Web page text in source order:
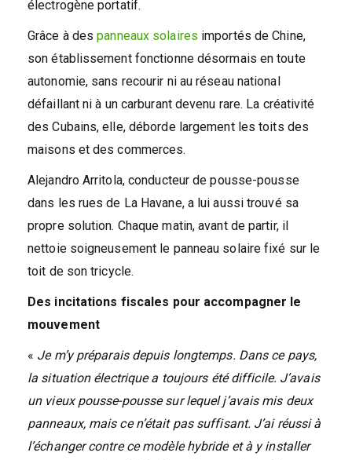
électrogène portatif.
Grâce à despanneaux solaires importés de Chine,
son établissement fonctionne désormais en toute
autonomie, sans recourir ni au réseau national
défaillant ni à un carburant devenu rare. La créativité
des Cubains, elle, déborde largement les toits des
maisons et des commerces.
Alejandro Arritola, conducteur de pousse-pousse
dans les rues de La Havane, a lui aussi trouvé sa
propre solution. Chaque matin, avant de partir, il
nettoie soigneusement le panneau solaire fixé sur le
toit de son tricycle.
Des incitations fiscales pour accompagner le
mouvement
« Je m’y préparais depuis longtemps. Dans ce pays,
la situation électrique a toujours été difficile. J’avais
un vieux pousse-pousse sur lequel j’avais mis deux
panneaux, mais ce n’était pas suffisant. J’ai réussi à
l’échanger contre ce modèle hybride et à y installer